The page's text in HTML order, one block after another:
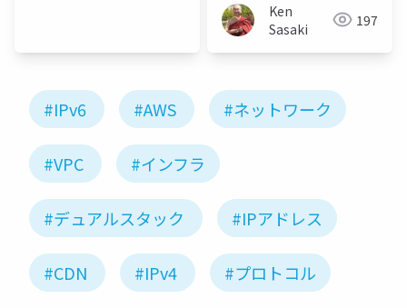
Ken
Sasaki
197
#IPv6 #AWS #ネットワーク
#VPC #インフラ
#デュアルスタック #IPアドレス
#CDN #IPv4 #プロトコル